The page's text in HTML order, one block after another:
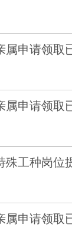
申请领取
申请领取
工种岗位
申请领取